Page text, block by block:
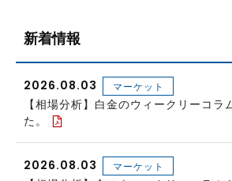
新着情報
2026.08.03 マーケット
【相場分析】白金のウィークリーコラ
た。
2026.08.03 マーケット